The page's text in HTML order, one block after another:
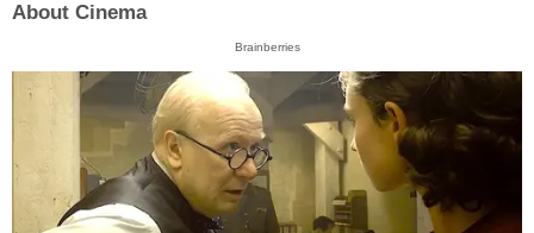
About Cinema
Brainberries